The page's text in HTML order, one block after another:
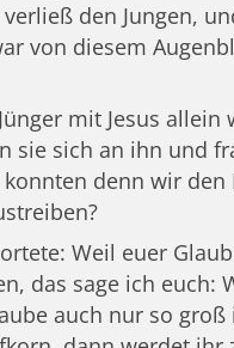
den Jungen,
von diesem
mit Jesus allein
sie sich an ihn und
denn wir den
Weil euer
das sage ich euch:
auch nur so groß